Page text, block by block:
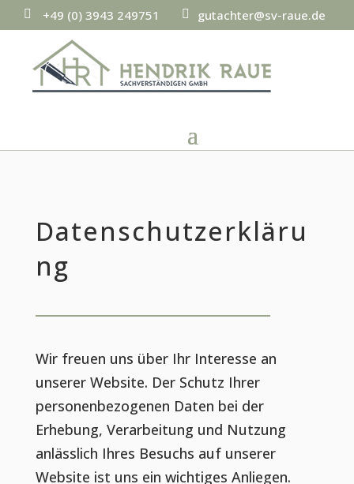
p
ic
+49 (0) 3943 249751
e
l
ic
o
gutachter@sv-raue.de
Datenschutzerkläru
ng
Wir freuen uns über Ihr Interesse an
unserer Website. Der Schutz Ihrer
personenbezogenen Daten bei der
Erhebung, Verarbeitung und Nutzung
anlässlich Ihres Besuchs auf unserer
Website ist uns ein wichtiges Anliegen.